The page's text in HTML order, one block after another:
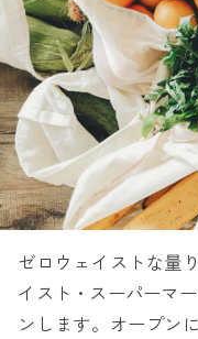
ゼロウェイストな量
イスト・スーパーマ
ンします。オープン